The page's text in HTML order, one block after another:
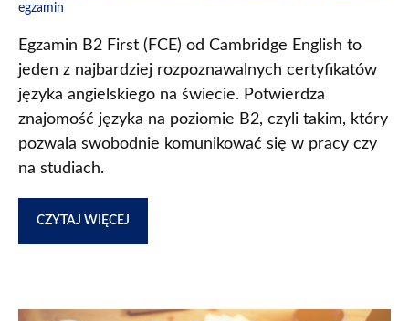
egzamin
Egzamin B2 First (FCE) od Cambridge English to
jeden z najbardziej rozpoznawalnych certyfikatów
języka angielskiego na świecie. Potwierdza
znajomość języka na poziomie B2, czyli takim, który
pozwala swobodnie komunikować się w pracy czy
na studiach.
CZYTAJ WIĘCEJ